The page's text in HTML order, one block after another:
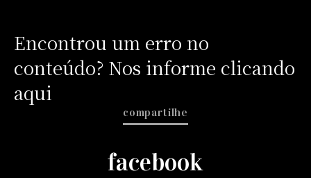
Encontrou um erro no
conteúdo? Nos informe clicando
aqui
compartilhe
facebook